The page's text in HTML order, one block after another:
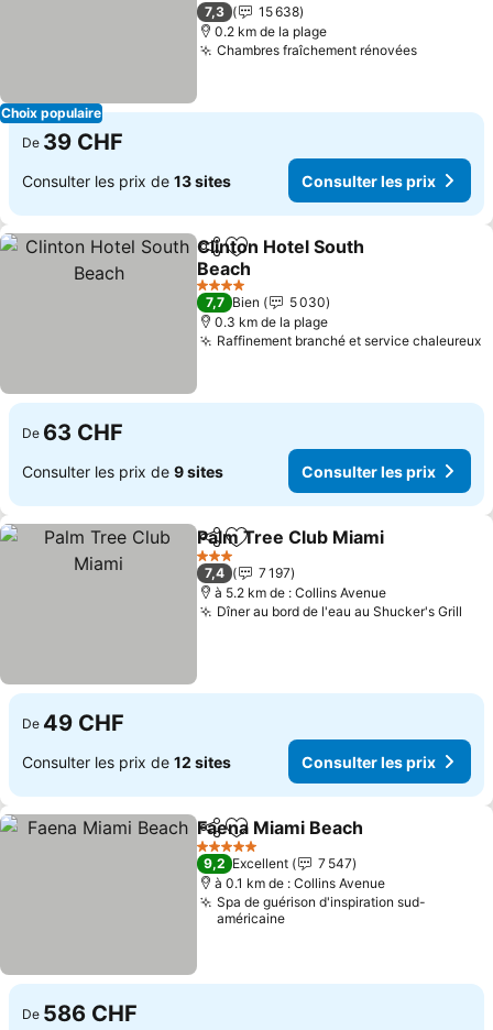
Choix populaire
7,3
15 638
0.2 km de la plage
Chambres fraîchement rénovées
De 39 CHF
Consulter les prix de 13 sites Consulter les prix
PartagerAjouter à mes favoris
Clinton Hotel South
Beach
4 Étoiles
7,7 Bien
5 030
0.3 km de la plage
Raffinement branché et service chaleureux
De 63 CHF
Consulter les prix de 9 sites Consulter les prix
PartagerAjouter à mes favoris
Palm Tree Club Miami
3 Étoiles
7,4
7 197
à 5.2 km de : Collins Avenue
Dîner au bord de l'eau au Shucker's Grill
De 49 CHF
Consulter les prix de 12 sites Consulter les prix
PartagerAjouter à mes favoris
Faena Miami Beach
5 Étoiles
9,2 Excellent
7 547
à 0.1 km de : Collins Avenue
Spa de guérison d'inspiration sud-
américaine
De 586 CHF